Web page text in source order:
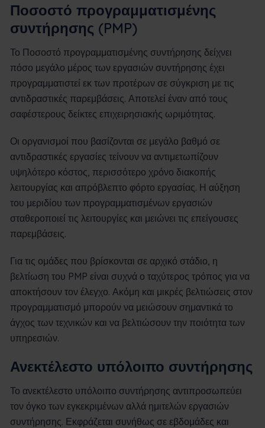
Ποσοστό προγραμματισμένης
συντήρησης (PMP)
Το Ποσοστό προγραμματισμένης συντήρησης δείχνει
πόσο μεγάλο μέρος των εργασιών συντήρησης έχει
προγραμματιστεί εκ των προτέρων σε σύγκριση με τις
αντιδραστικές παρεμβάσεις. Αποτελεί έναν από τους
σαφέστερους δείκτες επιχειρησιακής ωριμότητας.
Οι οργανισμοί που βασίζονται σε μεγάλο βαθμό σε
αντιδραστικές εργασίες τείνουν να αντιμετωπίζουν
υψηλότερο κόστος, περισσότερο χρόνο διακοπής
λειτουργίας και απρόβλεπτο φόρτο εργασίας. Η αύξηση
του μεριδίου των προγραμματισμένων εργασιών
σταθεροποιεί τις λειτουργίες και μειώνει τις επείγουσες
παρεμβάσεις.
Για τις ομάδες που βρίσκονται σε αρχικό στάδιο, η
βελτίωση του PMP είναι συχνά ο ταχύτερος τρόπος για να
αποκτήσουν τον έλεγχο. Ακόμη και μικρές βελτιώσεις στον
προγραμματισμό μπορούν να μειώσουν σημαντικά το
άγχος των τεχνικών και να βελτιώσουν την ποιότητα των
υπηρεσιών.
Ανεκτέλεστο υπόλοιπο συντήρησης
Το ανεκτέλεστο υπόλοιπο συντήρησης αντιπροσωπεύει
τον όγκο των εγκεκριμένων αλλά ημιτελών εργασιών
συντήρησης. Εκφράζεται συνήθως σε εβδομάδες και